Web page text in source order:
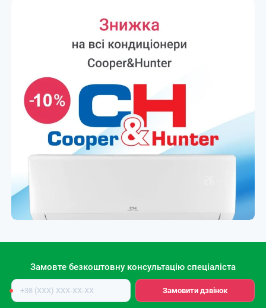
Замовте безкоштовну консультацію спеціаліста
Номер
телефону
Замовити дзвінок